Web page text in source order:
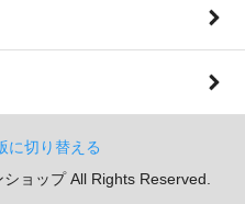
に切り替える
ョップ All Rights Reserved.